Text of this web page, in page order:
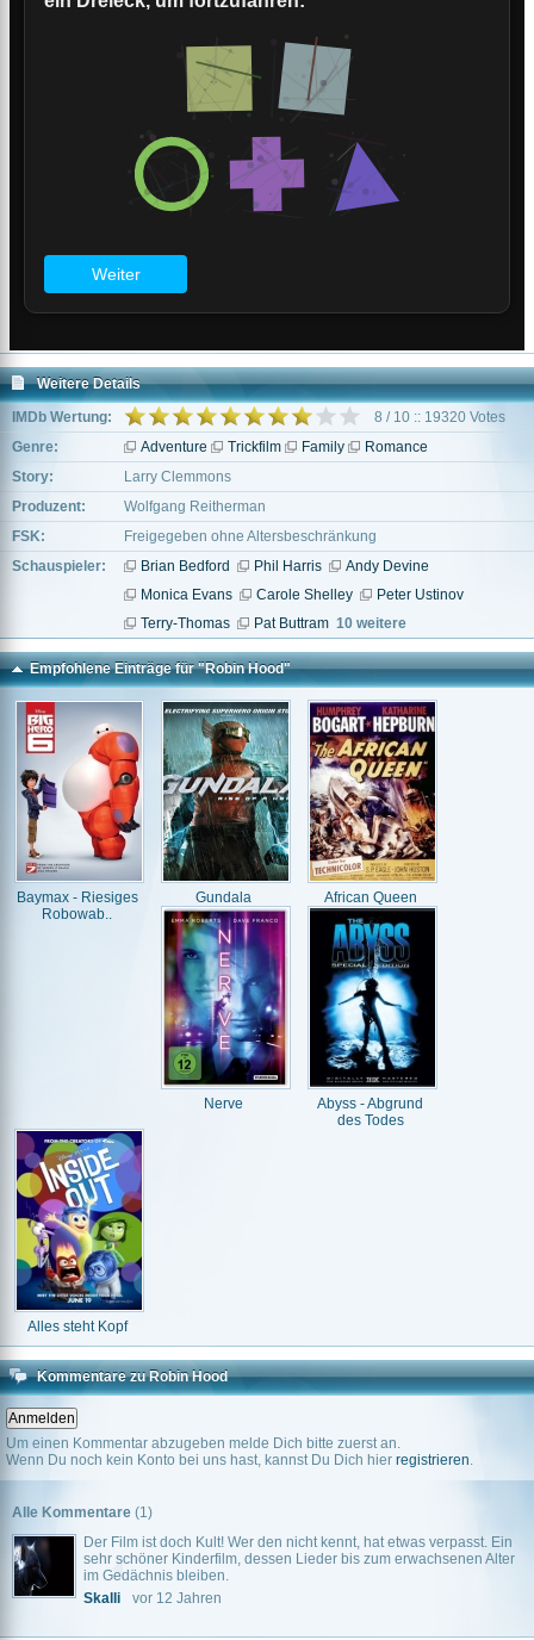
Weitere Details
IMDb Wertung:
8 / 10 :: 19320 Votes
Genre:
Adventure Trickfilm Family
Romance
Story:
Larry Clemmons
Produzent:
Wolfgang Reitherman
FSK:
Freigegeben ohne Altersbeschränkung
Schauspieler:
Brian Bedford Phil Harris
Andy Devine
Monica Evans
Carole Shelley
Peter Ustinov
Terry-Thomas
Pat Buttram 10 weitere
Empfohlene Einträge für "Robin Hood"
Baymax - Riesiges
Robowab..
Gundala African Queen
Nerve
Abyss - Abgrund
des Todes
Alles steht Kopf
Kommentare zu Robin Hood
Um einen Kommentar abzugeben melde Dich bitte zuerst an.
Wenn Du noch kein Konto bei uns hast, kannst Du Dich hier registrieren.
Alle Kommentare (1)
Der Film ist doch Kult! Wer den nicht kennt, hat etwas verpasst. Ein
sehr schöner Kinderfilm, dessen Lieder bis zum erwachsenen Alter
im Gedächnis bleiben.
Skalli
vor 12 Jahren